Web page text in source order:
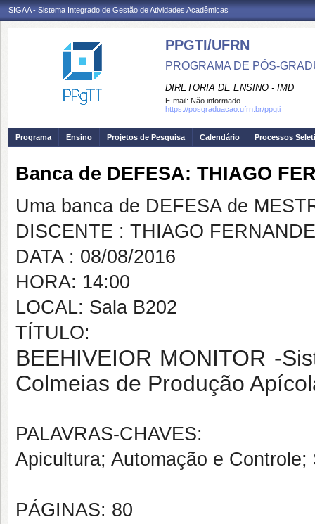
SIGAA - Sistema Integrado de Gestão de Atividades Acadêmicas
PPGTI/UFRN
PROGRAMA DE PÓS-
DIRETORIA DE ENSINO - IMD
E-mail: Não informado
https://posgraduacao.ufrn.br/ppgti
Programa Ensino Projetos de Pesquisa Calendário Processos
Banca de DEFESA: THIAGO
Uma banca de DEFESA de
DISCENTE : THIAGO
DATA : 08/08/2016
HORA: 14:00
LOCAL: Sala B202
TÍTULO:
BEEHIVEIOR MONITOR -
Colmeias de Produção
PALAVRAS-CHAVES:
Apicultura; Automação e Controle;
PÁGINAS: 80